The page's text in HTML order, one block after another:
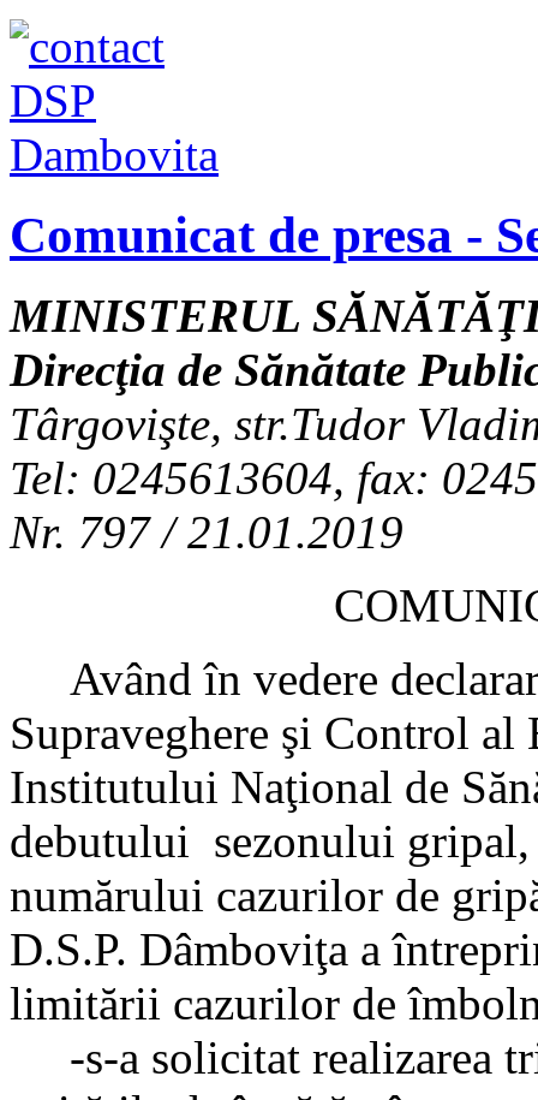
Comunicat de presa -
MINISTERUL
Direcţia de Sănătate
Târgovişte, str.Tudor
Tel: 0245613604, fax:
Nr. 797 / 21.01.2019
Având în vedere
Supraveghere şi Control
Institutului Naţional de
debutului sezonului gripal,
numărului cazurilor de
D.S.P. Dâmboviţa a
limitării cazurilor de
-s-a solicitat realizarea